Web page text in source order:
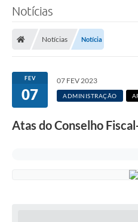
FINANCEIRO
WebMail
Notícias
Notícias Notícia
FEV
07
07 FEV 2023
ADMINISTRAÇÃO
Atas do Conselho